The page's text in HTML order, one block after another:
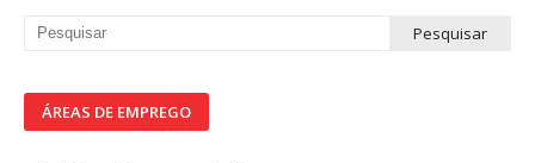
ÁREAS DE EMPREGO